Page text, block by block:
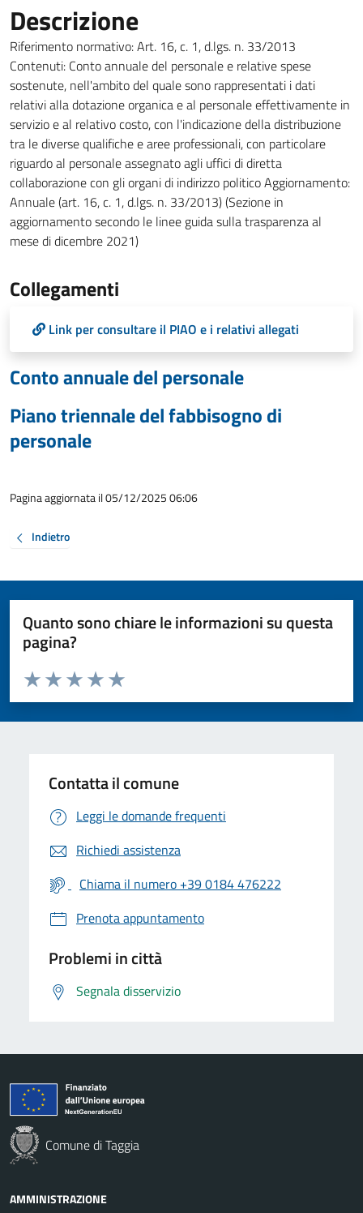
Descrizione
Riferimento normativo: Art. 16, c. 1, d.lgs. n. 33/2013
Contenuti: Conto annuale del personale e relative spese
sostenute, nell'ambito del quale sono rappresentati i dati
relativi alla dotazione organica e al personale effettivamente in
servizio e al relativo costo, con l'indicazione della distribuzione
tra le diverse qualifiche e aree professionali, con particolare
riguardo al personale assegnato agli uffici di diretta
collaborazione con gli organi di indirizzo politico Aggiornamento:
Annuale (art. 16, c. 1, d.lgs. n. 33/2013) (Sezione in
aggiornamento secondo le linee guida sulla trasparenza al
mese di dicembre 2021)
Collegamenti
Link per consultare il PIAO e i relativi allegati
Conto annuale del personale
Piano triennale del fabbisogno di
personale
Pagina aggiornata il 05/12/2025 06:06
Indietro
Quanto sono chiare le informazioni su questa
pagina?
Valuta da 1 a 5 stelle la pagina
Valuta 5 stelle su 5
Valuta 4 stelle su 5
Valuta 3 stelle su 5
Valuta 2 stelle su 5
Valuta 1 stelle su 5
Contatta il comune
Leggi le domande frequenti
Richiedi assistenza
Chiama il numero +39 0184 476222
Prenota appuntamento
Problemi in città
Segnala disservizio
Comune di Taggia
AMMINISTRAZIONE